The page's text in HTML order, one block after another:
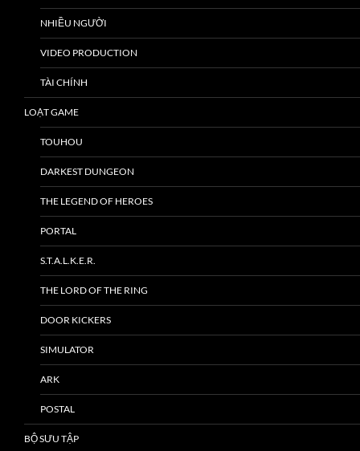
NHIỀU NGƯỜI
VIDEO PRODUCTION
TÀI CHÍNH
LOẠT GAME
TOUHOU
DARKEST DUNGEON
THE LEGEND OF HEROES
PORTAL
S.T.A.L.K.E.R.
THE LORD OF THE RING
DOOR KICKERS
SIMULATOR
ARK
POSTAL
BỘ SƯU TẬP